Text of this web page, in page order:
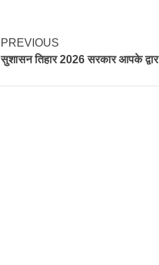
PREVIOUS
सुशासन तिहार 2026 सरकार आपके द्वार